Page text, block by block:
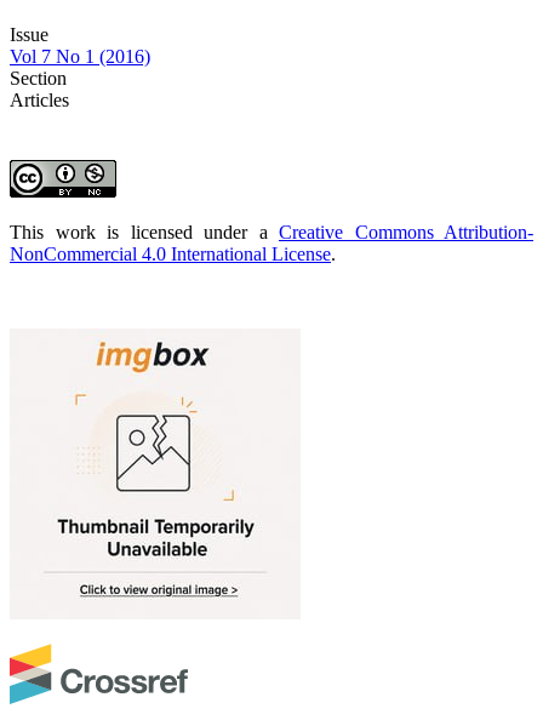
Issue
Vol 7 No 1 (2016)
Section
Articles
This work is licensed under a Creative Commons Attribution-
NonCommercial 4.0 International License.